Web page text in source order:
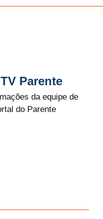
Parente
da equipe de
do Parente